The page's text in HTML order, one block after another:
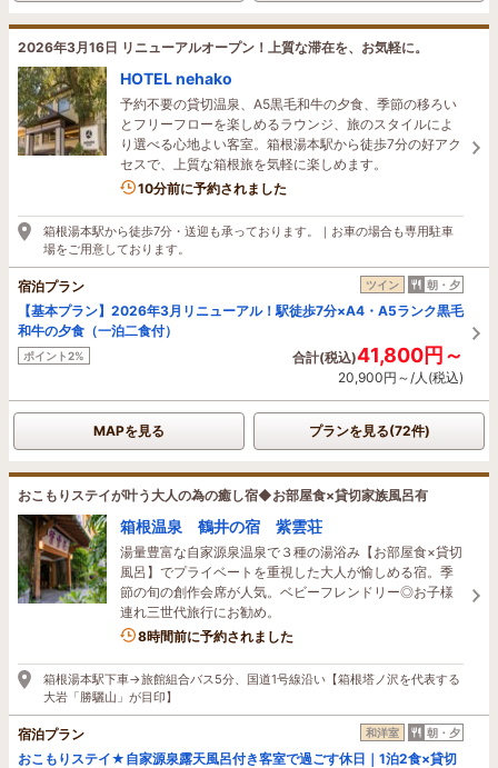
2026年3月16日 リニューアルオープン！上質な滞在を、お気軽に。
HOTEL nehako
予約不要の貸切温泉、A5黒毛和牛の夕食、季節の移ろい
とフリーフローを楽しめるラウンジ、旅のスタイルによ
り選べる心地よい客室。箱根湯本駅から徒歩7分の好アク
セスで、上質な箱根旅を気軽に楽しめます。
4名がこの宿を見ています
10分前に予約されました
箱根湯本駅から徒歩7分・送迎も承っております。｜お車の場合も専用駐車
場をご用意しております。
宿泊プラン ツイン 朝・夕
【基本プラン】2026年3月リニューアル！駅徒歩7分×A4・A5ランク黒毛
和牛の夕食（一泊二食付）
ポイント2% 合計(税込)41,800円～
20,900円～/人(税込)
MAPを見る プランを見る(72件)
おこもりステイが叶う大人の為の癒し宿◆お部屋食×貸切家族風呂有
箱根温泉 鶴井の宿 紫雲荘
湯量豊富な自家源泉温泉で３種の湯浴み【お部屋食×貸切
風呂】でプライベートを重視した大人が愉しめる宿。季
節の旬の創作会席が人気。ベビーフレンドリー◎お子様
連れ三世代旅行にお勧め。
2名がこの宿を見ています
8時間前に予約されました
箱根湯本駅下車→旅館組合バス5分、国道1号線沿い【箱根塔ノ沢を代表する
大岩「勝驪山」が目印】
宿泊プラン 和洋室 朝・夕
おこもりステイ★自家源泉露天風呂付き客室で過ごす休日｜1泊2食×貸切